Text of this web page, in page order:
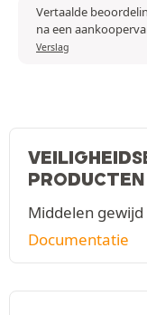
Vertaalde
na een
Verslag
PRODUCTEN
Middelen
Documentatie